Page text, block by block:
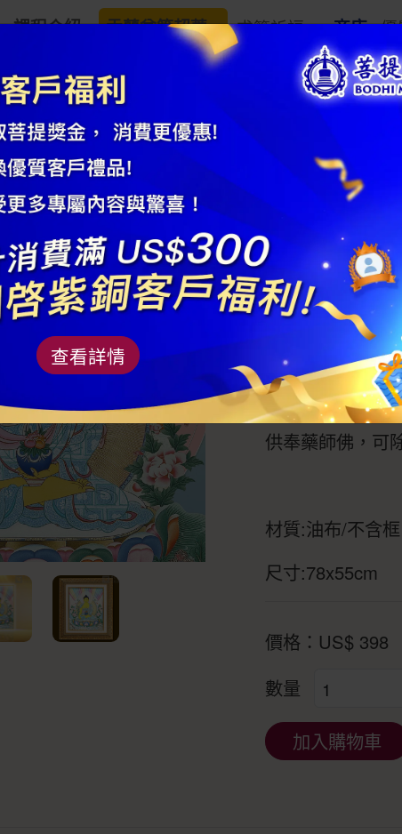
課程介紹 盂蘭盆節超薦 求籤祈福 商店 優
藥師佛唐卡
商品編號：
藥師佛是菩提
（訶子藥）果枝
座中央，周身放
供奉藥師佛，可
材質:油布/不含框
尺寸:78x55cm
價格： US$ 398
數量
加入購物車
查看詳情